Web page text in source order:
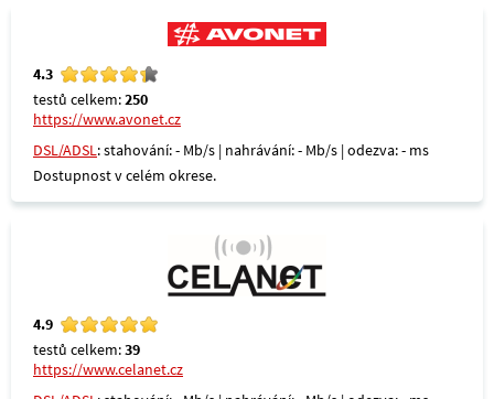
4.3
testů celkem:250
https://www.avonet.cz
DSL/ADSL: stahování: - Mb/s | nahrávání: - Mb/s | odezva: - ms
Dostupnost v celém okrese.
4.9
testů celkem:39
https://www.celanet.cz